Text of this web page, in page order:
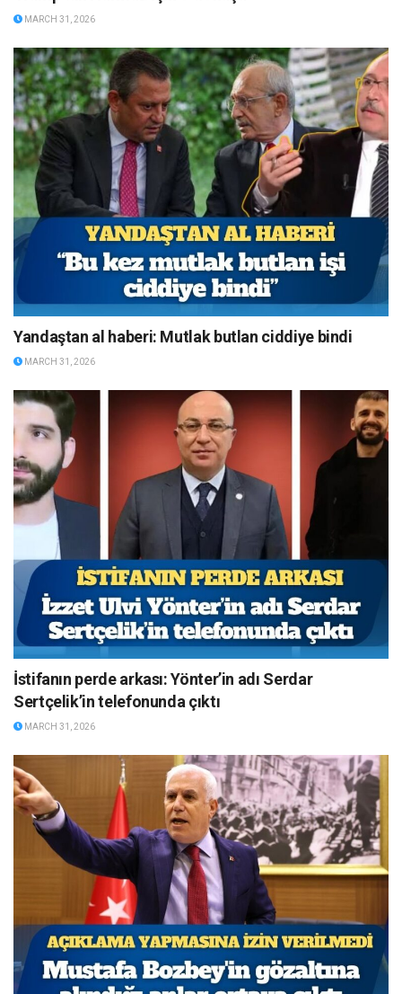
MARCH 31, 2026
Yandaştan al haberi: Mutlak butlan ciddiye bindi
MARCH 31, 2026
İstifanın perde arkası: Yönter’in adı Serdar
Sertçelik’in telefonunda çıktı
MARCH 31, 2026